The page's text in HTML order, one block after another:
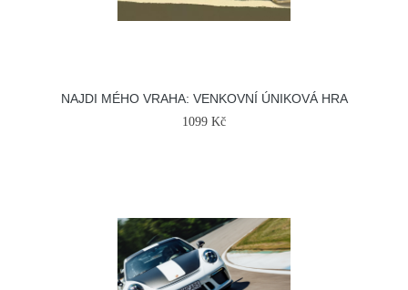
NAJDI MÉHO VRAHA: VENKOVNÍ ÚNIKOVÁ HRA
1099 Kč